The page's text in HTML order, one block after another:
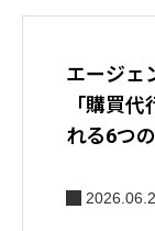
エージェ
「購買
れる6つ